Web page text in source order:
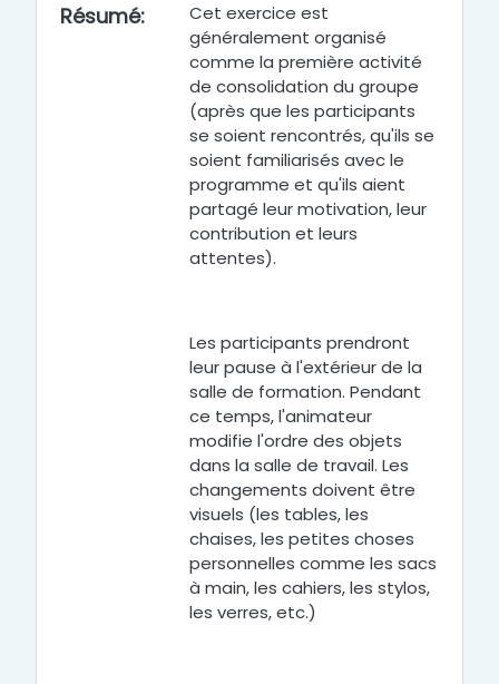
Résumé:
Cet exercice est
généralement organisé
comme la première activité
de consolidation du groupe
(après que les participants
se soient rencontrés, qu'ils se
soient familiarisés avec le
programme et qu'ils aient
partagé leur motivation, leur
contribution et leurs
attentes).
Les participants prendront
leur pause à l'extérieur de la
salle de formation. Pendant
ce temps, l'animateur
modifie l'ordre des objets
dans la salle de travail. Les
changements doivent être
visuels (les tables, les
chaises, les petites choses
personnelles comme les sacs
à main, les cahiers, les stylos,
les verres, etc.)